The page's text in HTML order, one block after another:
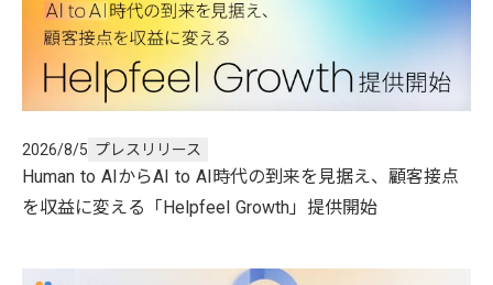
2026/8/5 プレスリリース
Human to AIからAI to AI時代の到来を見据え、顧客接点
を収益に変える「Helpfeel Growth」提供開始